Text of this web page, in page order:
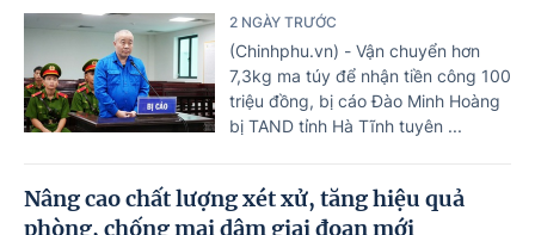
2 NGÀY TRƯỚC
(Chinhphu.vn) - Vận chuyển hơn
7,3kg ma túy để nhận tiền công 100
triệu đồng, bị cáo Đào Minh Hoàng
bị TAND tỉnh Hà Tĩnh tuyên ...
Nâng cao chất lượng xét xử, tăng hiệu quả
phòng, chống mại dâm giai đoạn mới